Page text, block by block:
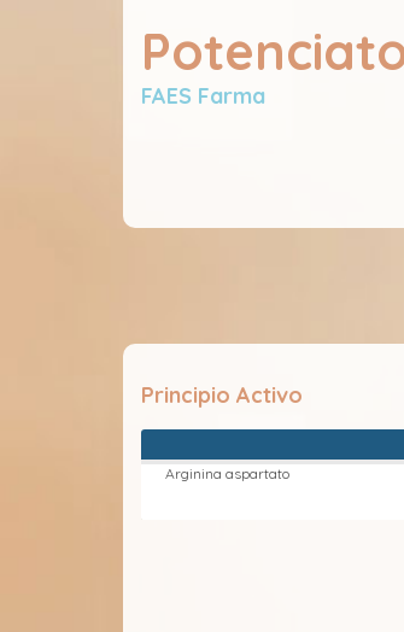
FAES Farma
Principio Activo
Arginina aspartato